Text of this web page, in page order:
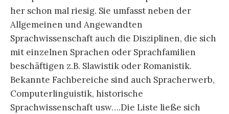
her schon mal riesig. Sie umfasst neben der
Allgemeinen und Angewandten
Sprachwissenschaft auch die Disziplinen, die sich
mit einzelnen Sprachen oder Sprachfamilien
beschäftigen z.B. Slawistik oder Romanistik.
Bekannte Fachbereiche sind auch Spracherwerb,
Computerlinguistik, historische
Sprachwissenschaft usw….Die Liste ließe sich